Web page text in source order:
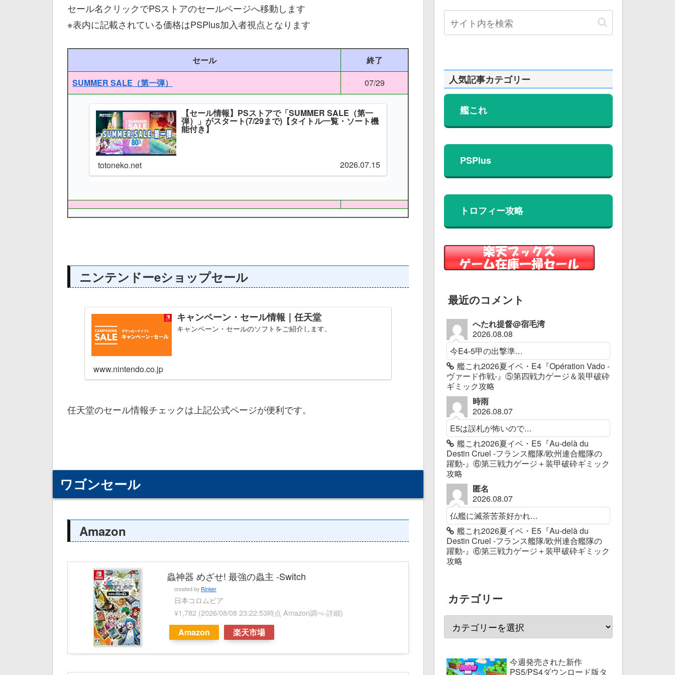
セール名クリックでPSストアのセールページへ移動します
※表内に記載されている価格はPSPlus加入者視点となります
セール
終了
SUMMER SALE（第一弾）
07/29
【セール情報】PSストアで「SUMMER SALE（第一
弾）」がスタート(7/29まで)【タイトル一覧・ソート機
能付き】
totoneko.net 2026.07.15
ニンテンドーeショップセール
キャンペーン・セール情報｜任天堂
キャンペーン・セールのソフトをご紹介します。
www.nintendo.co.jp
任天堂のセール情報チェックは上記公式ページが便利です。
ワゴンセール
Amazon
蟲神器 めざせ! 最強の蟲主 -Switch
created by Rinker
日本コロムビア
¥1,782 (2026/08/08 23:22:53時点 Amazon調べ-詳細)
Amazon 楽天市場
人気記事カテゴリー
艦これ
PSPlus
トロフィー攻略
最近のコメント
へたれ提督@宿毛湾
2026.08.08
今E4-5甲の出撃準...
艦これ2026夏イベ・E4『Opération Vado -
ヴァード作戦-』⑤第四戦力ゲージ＆装甲破砕
ギミック攻略
時雨
2026.08.07
E5は誤札が怖いので...
艦これ2026夏イベ・E5『Au-delà du
Destin Cruel -フランス艦隊/欧州連合艦隊の
躍動-』⑥第三戦力ゲージ＋装甲破砕ギミック
攻略
匿名
2026.08.07
仏艦に滅茶苦茶好かれ...
艦これ2026夏イベ・E5『Au-delà du
Destin Cruel -フランス艦隊/欧州連合艦隊の
躍動-』⑥第三戦力ゲージ＋装甲破砕ギミック
攻略
カテゴリー
今週発売された新作
PS5/PS4ダウンロード版タ